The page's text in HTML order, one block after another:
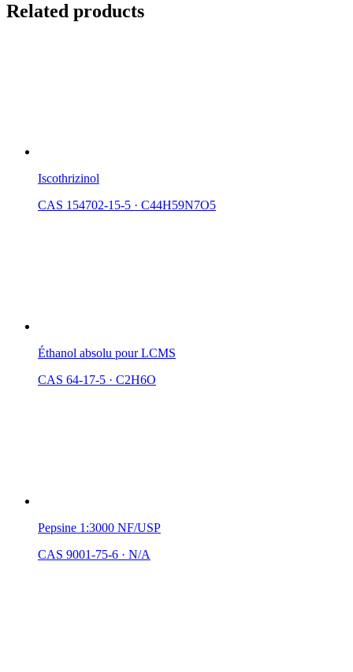
Related products
Iscothrizinol
CAS 154702-15-5 · C44H59N7O5
Éthanol absolu pour LCMS
CAS 64-17-5 · C2H6O
Pepsine 1:3000 NF/USP
CAS 9001-75-6 · N/A